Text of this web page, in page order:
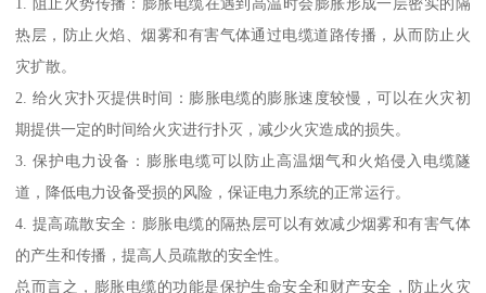
1. 阻止火势传播：膨胀电缆在遇到高温时会膨胀形成一层密实的隔
热层，防止火焰、烟雾和有害气体通过电缆道路传播，从而防止火
灾扩散。
2. 给火灾扑灭提供时间：膨胀电缆的膨胀速度较慢，可以在火灾初
期提供一定的时间给火灾进行扑灭，减少火灾造成的损失。
3. 保护电力设备：膨胀电缆可以防止高温烟气和火焰侵入电缆隧
道，降低电力设备受损的风险，保证电力系统的正常运行。
4. 提高疏散安全：膨胀电缆的隔热层可以有效减少烟雾和有害气体
的产生和传播，提高人员疏散的安全性。
总而言之，膨胀电缆的功能是保护生命安全和财产安全，防止火灾